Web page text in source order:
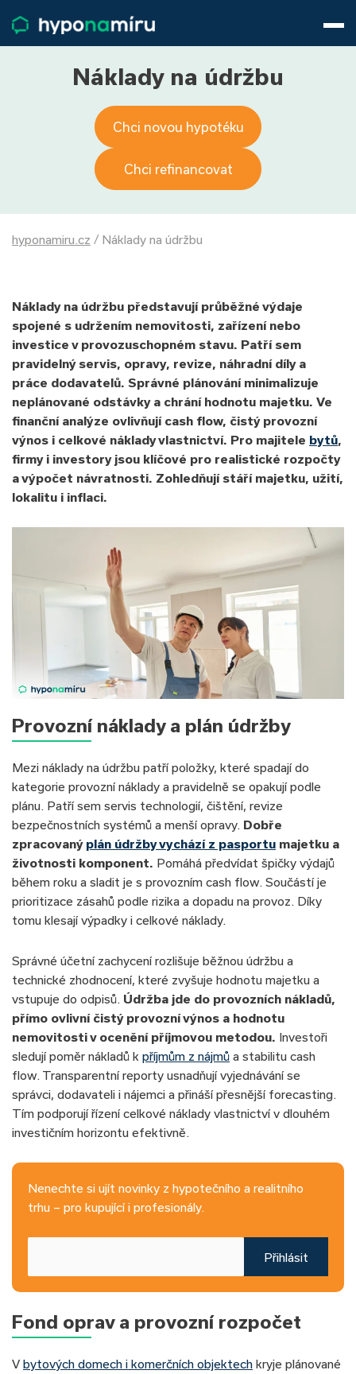
Životní pojištění
Pojištění nemovitosti
O nás
800 688 388
Přihlásit
Náklady na údržbu
Chci novou hypotéku
Chci refinancovat
hyponamiru.cz / Náklady na údržbu
Náklady na údržbu představují průběžné výdaje
spojené s udržením nemovitosti, zařízení nebo
investice v provozuschopném stavu. Patří sem
pravidelný servis, opravy, revize, náhradní díly a
práce dodavatelů. Správné plánování minimalizuje
neplánované odstávky a chrání hodnotu majetku. Ve
finanční analýze ovlivňují cash flow, čistý provozní
výnos i celkové náklady vlastnictví. Pro majitele bytů,
firmy i investory jsou klíčové pro realistické rozpočty
a výpočet návratnosti. Zohledňují stáří majetku, užití,
lokalitu i inflaci.
Provozní náklady a plán údržby
Mezi náklady na údržbu patří položky, které spadají do
kategorie provozní náklady a pravidelně se opakují podle
plánu. Patří sem servis technologií, čištění, revize
bezpečnostních systémů a menší opravy. Dobře
zpracovaný plán údržby vychází z pasportu majetku a
životnosti komponent. Pomáhá předvídat špičky výdajů
během roku a sladit je s provozním cash flow. Součástí je
prioritizace zásahů podle rizika a dopadu na provoz. Díky
tomu klesají výpadky i celkové náklady.
Správné účetní zachycení rozlišuje běžnou údržbu a
technické zhodnocení, které zvyšuje hodnotu majetku a
vstupuje do odpisů. Údržba jde do provozních nákladů,
přímo ovlivní čistý provozní výnos a hodnotu
nemovitosti v ocenění příjmovou metodou. Investoři
sledují poměr nákladů k příjmům z nájmů a stabilitu cash
flow. Transparentní reporty usnadňují vyjednávání se
správci, dodavateli i nájemci a přináší přesnější forecasting.
Tím podporují řízení celkové náklady vlastnictví v dlouhém
investičním horizontu efektivně.
Nenechte si ujít novinky z hypotečního a realitního
trhu – pro kupující i profesionály.
Přihlásit
Fond oprav a provozní rozpočet
V bytových domech i komerčních objektech kryje plánované